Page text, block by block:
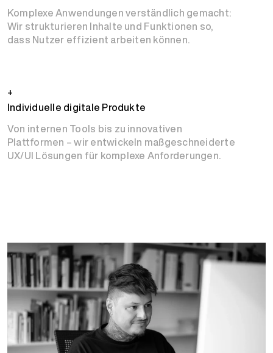
Komplexe Anwendungen verständlich gemacht:
Wir strukturieren Inhalte und Funktionen so,
dass Nutzer effizient arbeiten können.
+
Individuelle digitale Produkte
Von internen Tools bis zu innovativen
Plattformen – wir entwickeln maßgeschneiderte
UX/UI Lösungen für komplexe Anforderungen.